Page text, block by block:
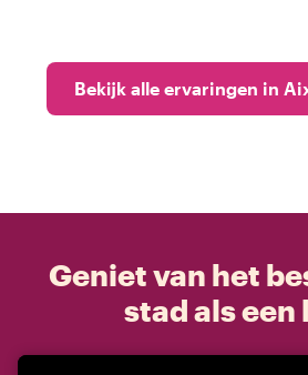
Bekijk alle ervaringen in
Geniet van het
stad als een